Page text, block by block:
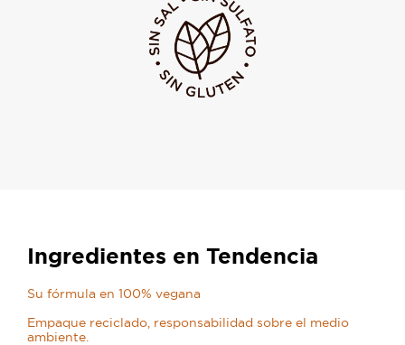
Ingredientes en Tendencia
Su fórmula en 100% vegana
Empaque reciclado, responsabilidad sobre el medio
ambiente.